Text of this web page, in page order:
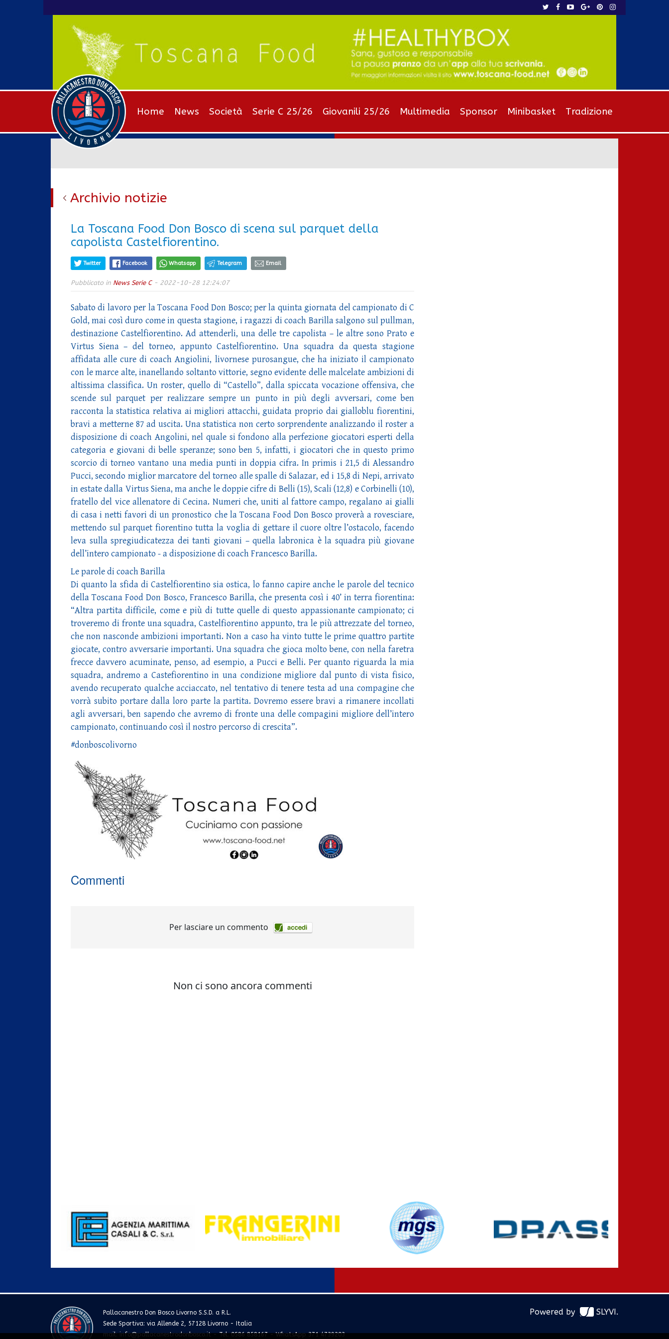
Home News Società Serie C 25/26 Giovanili 25/26 Multimedia Sponsor Minibasket Tradizione
Archivio notizie
La Toscana Food Don Bosco di scena sul parquet della
capolista Castelfiorentino.
Twitter Facebook Whatsapp Telegram Email
Pubblicato in News Serie C- 2022-10-28 12:24:07
Sabato di lavoro per la Toscana Food Don Bosco; per la quinta giornata del campionato di C
Gold, mai così duro come in questa stagione, i ragazzi di coach Barilla salgono sul pullman,
destinazione Castelfiorentino. Ad attenderli, una delle tre capolista – le altre sono Prato e
Virtus Siena – del torneo, appunto Castelfiorentino. Una squadra da questa stagione
affidata alle cure di coach Angiolini, livornese purosangue, che ha iniziato il campionato
con le marce alte, inanellando soltanto vittorie, segno evidente delle malcelate ambizioni di
altissima classifica. Un roster, quello di “Castello”, dalla spiccata vocazione offensiva, che
scende sul parquet per realizzare sempre un punto in più degli avversari, come ben
racconta la statistica relativa ai migliori attacchi, guidata proprio dai gialloblu fiorentini,
bravi a metterne 87 ad uscita. Una statistica non certo sorprendente analizzando il roster a
disposizione di coach Angolini, nel quale si fondono alla perfezione giocatori esperti della
categoria e giovani di belle speranze; sono ben 5, infatti, i giocatori che in questo primo
scorcio di torneo vantano una media punti in doppia cifra. In primis i 21,5 di Alessandro
Pucci, secondo miglior marcatore del torneo alle spalle di Salazar, ed i 15,8 di Nepi, arrivato
in estate dalla Virtus Siena, ma anche le doppie cifre di Belli (15), Scali (12,8) e Corbinelli (10),
fratello del vice allenatore di Cecina. Numeri che, uniti al fattore campo, regalano ai gialli
di casa i netti favori di un pronostico che la Toscana Food Don Bosco proverà a rovesciare,
mettendo sul parquet fiorentino tutta la voglia di gettare il cuore oltre l’ostacolo, facendo
leva sulla spregiudicatezza dei tanti giovani – quella labronica è la squadra più giovane
dell’intero campionato - a disposizione di coach Francesco Barilla.
Le parole di coach Barilla
Di quanto la sfida di Castelfiorentino sia ostica, lo fanno capire anche le parole del tecnico
della Toscana Food Don Bosco, Francesco Barilla, che presenta così i 40’ in terra fiorentina:
“Altra partita difficile, come e più di tutte quelle di questo appassionante campionato; ci
troveremo di fronte una squadra, Castelfiorentino appunto, tra le più attrezzate del torneo,
che non nasconde ambizioni importanti. Non a caso ha vinto tutte le prime quattro partite
giocate, contro avversarie importanti. Una squadra che gioca molto bene, con nella faretra
frecce davvero acuminate, penso, ad esempio, a Pucci e Belli. Per quanto riguarda la mia
squadra, andremo a Castefiorentino in una condizione migliore dal punto di vista fisico,
avendo recuperato qualche acciaccato, nel tentativo di tenere testa ad una compagine che
vorrà subito portare dalla loro parte la partita. Dovremo essere bravi a rimanere incollati
agli avversari, ben sapendo che avremo di fronte una delle compagini migliore dell’intero
campionato, continuando così il nostro percorso di crescita”.
#donboscolivorno
Commenti
Pallacanestro Don Bosco Livorno S.S.D. a R.L.
Sede Sportiva: via Allende 2, 57128 Livorno - Italia
mail:info@pallacanestrodonbosco.it- Tel. 0586 858167 - WhatsApp 371 4739203
Powered by SLYVI.